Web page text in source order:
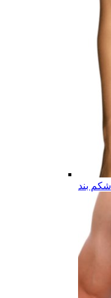
شکم بند